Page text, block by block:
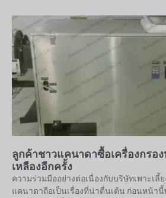
ลูกค้าชาวแคนาดาซื้อเครื่องกรอ
เหลืองอีกครั้ง
ความร่วมมืออย่างต่อเนื่องกับบริษัทเพาะเลี้
แคนาดาถือเป็นเรื่องที่น่าตื่นเต้น ก่อนหน้า